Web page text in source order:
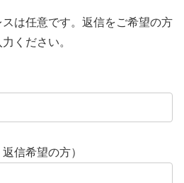
は任意です。返信をご希望の方
ください。
信希望の方）